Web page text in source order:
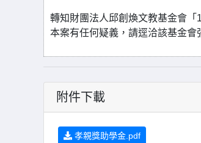
轉知財團法人邱創煥文教基金會
本案有任何疑義，請逕洽該基金會
附件下載
孝親獎助學金.pdf